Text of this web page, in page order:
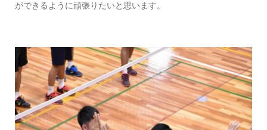
ができるように頑張りたいと思います。